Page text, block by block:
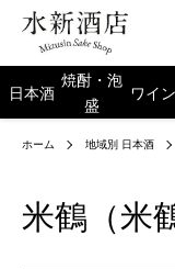
日本酒
焼酎・泡
盛
ワイン
ホーム 地域別 日本酒
米鶴（米